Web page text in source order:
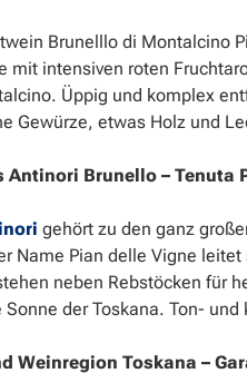
Brunelllo di Montalcino
mit intensiven roten
Üppig und komplex
Gewürze, etwas Holz und
Antinori Brunello – Tenuta
gehört zu den ganz
Name Pian delle Vigne
neben Rebstöcken für
Sonne der Toskana. Ton-
Weinregion Toskana –